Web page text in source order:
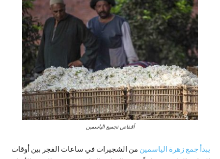
أقفاص تجميع الياسمين
يبدأ جمع زهرة الياسمين من الشجيرات في ساعات الفجر بين أوقات